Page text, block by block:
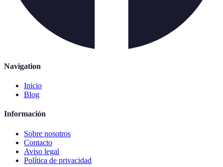
Navigation
Inicio
Blog
Información
Sobre nosotros
Contacto
Aviso legal
Política de privacidad